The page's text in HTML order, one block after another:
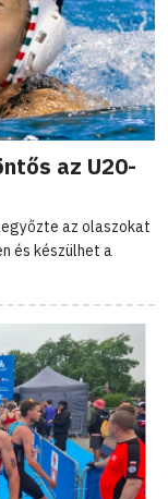
az U20-
az olaszokat
és készülhet a